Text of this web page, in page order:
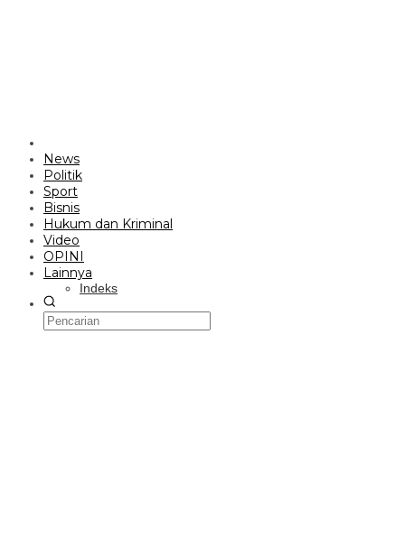
News
Politik
Sport
Bisnis
Hukum dan Kriminal
Video
OPINI
Lainnya
Indeks